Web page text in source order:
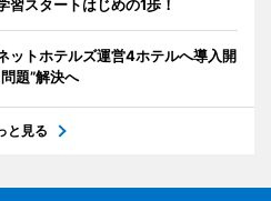
スタートはじめの1歩！
ットホテルズ運営4ホテルへ導入開
題”解決へ
と見る